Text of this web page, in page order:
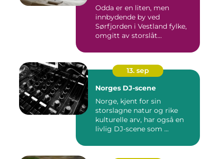
Odda er en liten, men
innbydende by ved
Sørfjorden i Vestland fylke,
omgitt av storslåt...
13. sep
Norges DJ-scene
Norge, kjent for sin
storslagne natur og rike
kulturelle arv, har også en
livlig DJ-scene som ...